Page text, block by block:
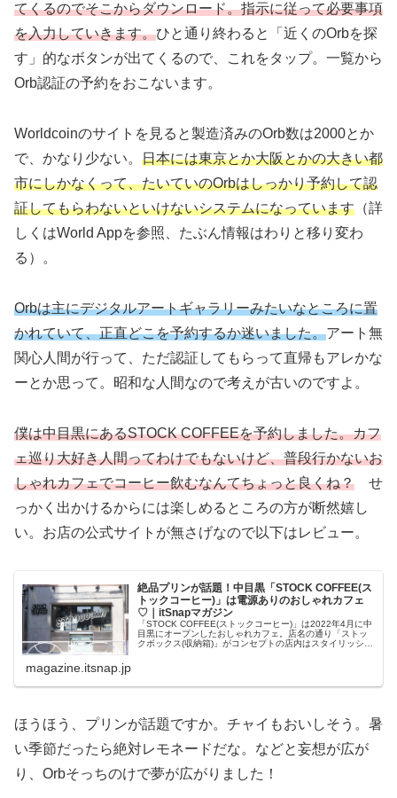
てくるのでそこからダウンロード。指示に従って必要事項
を入力していきます。ひと通り終わると「近くのOrbを探
す」的なボタンが出てくるので、これをタップ。一覧から
Orb認証の予約をおこないます。
Worldcoinのサイトを見ると製造済みのOrb数は2000とか
で、かなり少ない。 日本には東京とか大阪とかの大きい都
市にしかなくって、たいていのOrbはしっかり予約して認
証してもらわないといけないシステムになっています （詳
しくはWorld Appを参照、たぶん情報はわりと移り変わ
る）。
Orbは主にデジタルアートギャラリーみたいなところに置
かれていて、正直どこを予約するか迷いました。アート無
関心人間が行って、ただ認証してもらって直帰もアレかな
ーとか思って。昭和な人間なので考えが古いのですよ。
僕は中目黒にあるSTOCK COFFEEを予約しました。カフ
ェ巡り大好き人間ってわけでもないけど、普段行かないお
しゃれカフェでコーヒー飲むなんてちょっと良くね？ せ
っかく出かけるからには楽しめるところの方が断然嬉し
い。お店の公式サイトが無さげなので以下はレビュー。
絶品プリンが話題！中目黒「STOCK COFFEE(ス
トックコーヒー)」は電源ありのおしゃれカフェ
♡｜itSnapマガジン
「STOCK COFFEE(ストックコーヒー)」は2022年4月に中
目黒にオープンしたおしゃれカフェ。店名の通り「ストッ
クボックス(収納箱)」がコンセプトの店内はスタイリッシュ
magazine.itsnap.jp
ほうほう、プリンが話題ですか。チャイもおいしそう。暑
い季節だったら絶対レモネードだな。などと妄想が広が
り、Orbそっちのけで夢が広がりました！